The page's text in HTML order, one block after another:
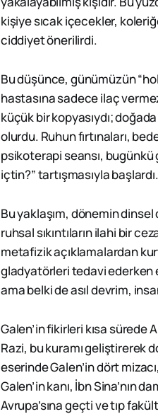
kişiye sıcak içecekler,
ciddiyet önerilirdi.
Bu düşünce, günümüzün
hastasına sadece ilaç
küçük bir kopyasıydı;
olurdu. Ruhun fırtınaları,
psikoterapi seansı, bugünkü
içtin?” tartışmasıyla başlardı.
Bu yaklaşım, dönemin
ruhsal sıkıntıların ilahi bir
metafizik açıklamalardan
gladyatörleri tedavi ederken
ama belki de asıl devrim,
Galen’in fikirleri kısa sürede
Razi, bu kuramı geliştirerek
eserinde Galen’in dört
Galen’in kanı, İbn Sina’nın
Avrupa’sına geçti ve tıp